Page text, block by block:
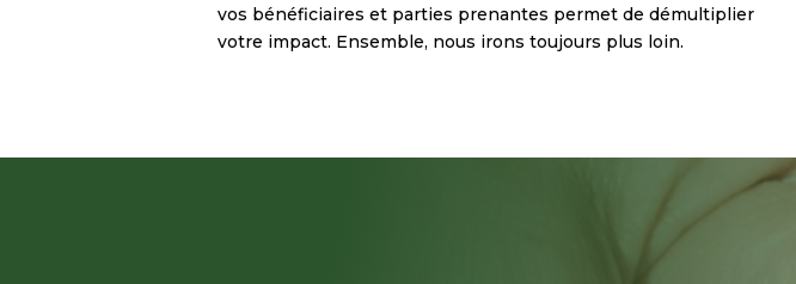
vos bénéficiaires et parties prenantes permet de démultiplier
votre impact. Ensemble, nous irons toujours plus loin.